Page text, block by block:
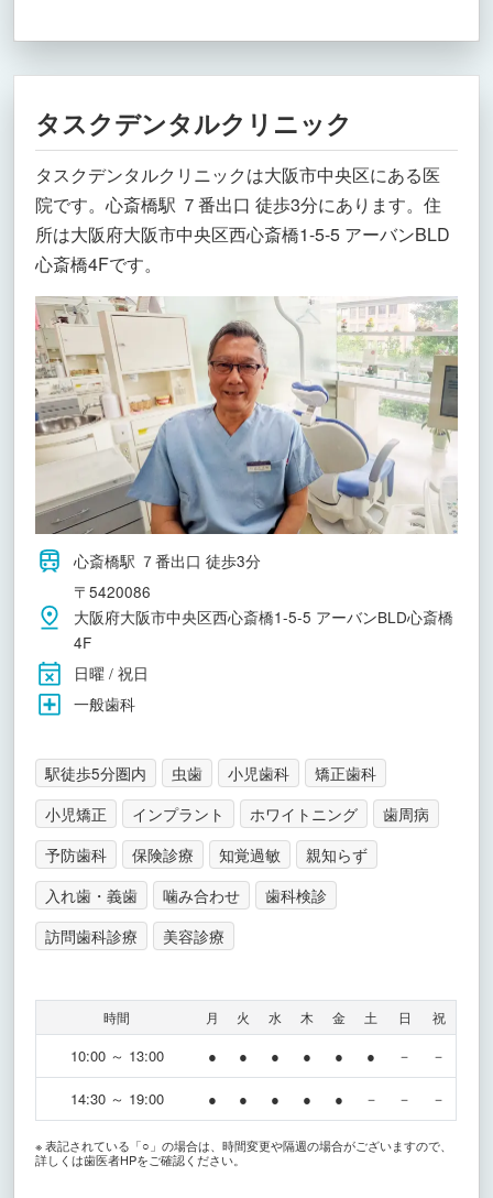
タスクデンタルクリニック
タスクデンタルクリニックは大阪市中央区にある医
院です。心斎橋駅 ７番出口 徒歩3分にあります。住
所は大阪府大阪市中央区西心斎橋1-5-5 アーバンBLD
心斎橋4Fです。
心斎橋駅 ７番出口 徒歩3分
〒5420086
大阪府大阪市中央区西心斎橋1-5-5 アーバンBLD心斎橋
4F
日曜 / 祝日
一般歯科
駅徒歩5分圏内 虫歯 小児歯科
矯正歯科
小児矯正
インプラント ホワイトニング
歯周病
予防歯科
保険診療 知覚過敏
親知らず
入れ歯・義歯
噛み合わせ
歯科検診
訪問歯科診療
美容診療
時間 月 火 水 木 金 土 日 祝
10:00 ～ 13:00 ● ● ● ● ● ● － －
14:30 ～ 19:00 ● ● ● ● ● － － －
※ 表記されている「○」の場合は、時間変更や隔週の場合がございますので、
詳しくは歯医者HPをご確認ください。